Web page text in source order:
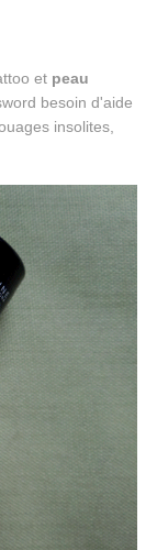
et peau
besoin d'aide
insolites,